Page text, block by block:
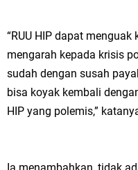
“RUU HIP dapat
mengarah kepada krisis
sudah dengan susah
bisa koyak kembali
HIP yang polemis,”